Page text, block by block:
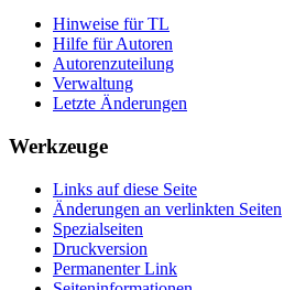
Hinweise für TL
Hilfe für Autoren
Autorenzuteilung
Verwaltung
Letzte Änderungen
Werkzeuge
Links auf diese Seite
Änderungen an verlinkten Seiten
Spezialseiten
Druckversion
Permanenter Link